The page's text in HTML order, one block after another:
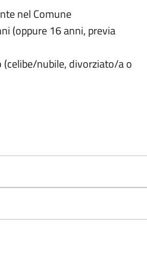
nel Comune
(oppure 16 anni, previa
nubile, divorziato/a o